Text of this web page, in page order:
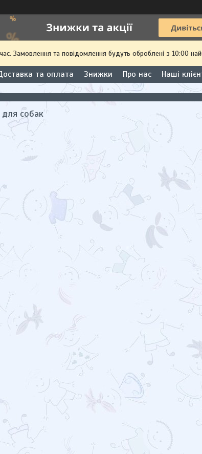
Замовлення та повідомлення будуть оброблені з 10:00
та оплата Знижки Про нас Наші
собак